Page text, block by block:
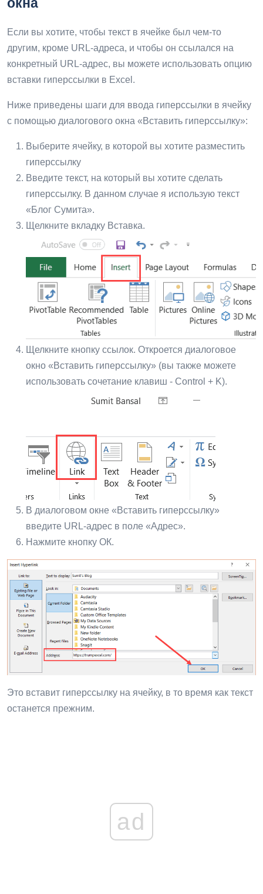
окна
Если вы хотите, чтобы текст в ячейке был чем-то
другим, кроме URL-адреса, и чтобы он ссылался на
конкретный URL-адрес, вы можете использовать опцию
вставки гиперссылки в Excel.
Ниже приведены шаги для ввода гиперссылки в ячейку
с помощью диалогового окна «Вставить гиперссылку»:
Выберите ячейку, в которой вы хотите разместить
гиперссылку
Введите текст, на который вы хотите сделать
гиперссылку. В данном случае я использую текст
«Блог Сумита».
Щелкните вкладку Вставка.
Щелкните кнопку ссылок. Откроется диалоговое
окно «Вставить гиперссылку» (вы также можете
использовать сочетание клавиш - Control + K).
В диалоговом окне «Вставить гиперссылку»
введите URL-адрес в поле «Адрес».
Нажмите кнопку ОК.
Это вставит гиперссылку на ячейку, в то время как текст
останется прежним.
ad